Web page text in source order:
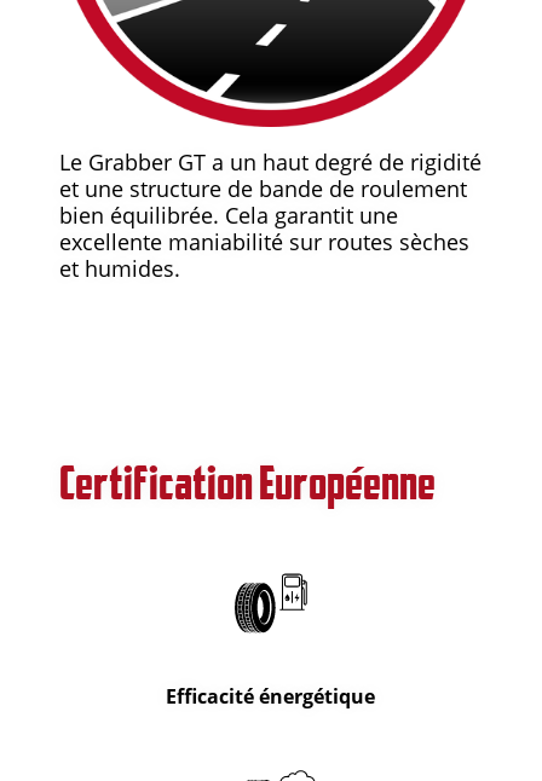
Le Grabber GT a un haut degré de rigidité
et une structure de bande de roulement
bien équilibrée. Cela garantit une
excellente maniabilité sur routes sèches
et humides.
Certification Européenne
Efficacité énergétique